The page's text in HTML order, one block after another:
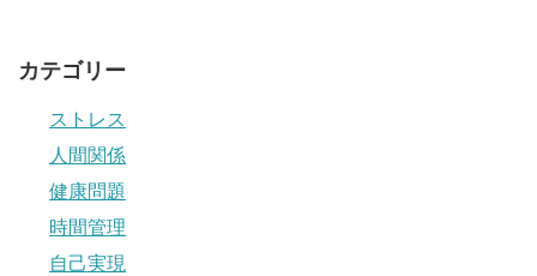
カテゴリー
ストレス
人間関係
健康問題
時間管理
自己実現